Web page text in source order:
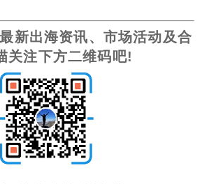
新出海资讯、市场活动及合
关注下方二维码吧!